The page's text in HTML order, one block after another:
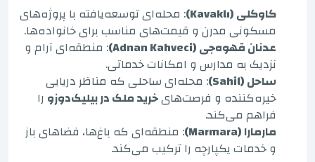
کاوکلی (Kavaklı)
: محله‌ای توسعه‌یافته با پروژه‌های
مسکونی مدرن و قیمت‌های مناسب برای خانواده‌ها.
عدنان قهوه‌جی (Adnan Kahveci)
: منطقه‌ای آرام و
نزدیک به مدارس و امکانات خدماتی.
ساحل (Sahil)
: محله‌ای ساحلی که مناظر دریایی
خیره‌کننده و فرصت‌هایخرید ملک در بیلیک‌دوزو را
فراهم می‌کند.
مارمارا (Marmara)
: منطقه‌ای که باغ‌ها، فضاهای باز
و خدمات یکپارچه را ترکیب می‌کند.